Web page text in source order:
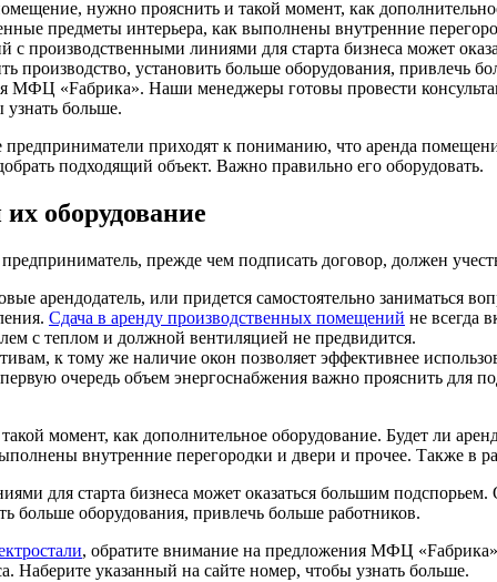
приходят к пониманию, что аренда
подходящий объект. Важно правильно его оборудовать.
оборудование
прежде чем подписать договор, должен
арендодатель, или придется самостоятельно заниматься
Сдача в аренду производственных помещений не всегда
с теплом и должной вентиляцией не предвидится.
к тому же наличие окон позволяет эффективнее
очередь объем энергоснабжения важно прояснить для
момент, как дополнительное оборудование. Будет ли
внутренние перегородки и двери и прочее. Также в
для старта бизнеса может оказаться большим
больше оборудования, привлечь больше работников.
, обратите внимание на предложения МФЦ
Наберите указанный на сайте номер, чтобы узнать больше.